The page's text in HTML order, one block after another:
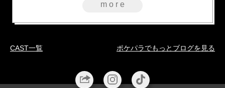
more
ポケパラでもっとブログを見る
CAST一覧